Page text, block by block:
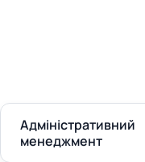
Адміністративний
менеджмент